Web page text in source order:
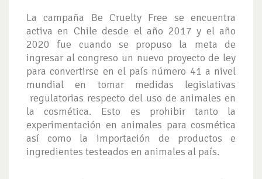
La campaña Be Cruelty Free se encuentra
activa en Chile desde el año 2017 y el año
2020 fue cuando se propuso la meta de
ingresar al congreso un nuevo proyecto de ley
para convertirse en el país número 41 a nivel
mundial en tomar medidas legislativas
regulatorias respecto del uso de animales en
la cosmética. Esto es prohibir tanto la
experimentación en animales para cosmética
así como la importación de productos e
ingredientes testeados en animales al país.